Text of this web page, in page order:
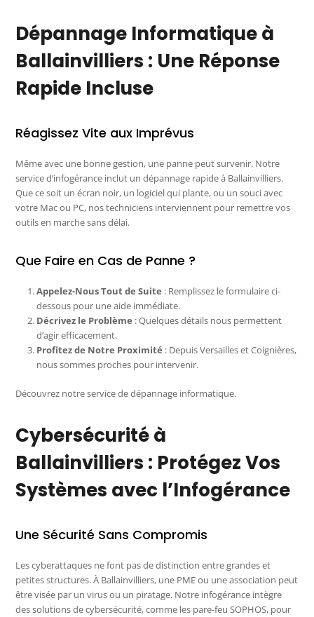
Dépannage Informatique à
Ballainvilliers : Une Réponse
Rapide Incluse
Réagissez Vite aux Imprévus
Même avec une bonne gestion, une panne peut survenir. Notre
service d’infogérance inclut un dépannage rapide à Ballainvilliers.
Que ce soit un écran noir, un logiciel qui plante, ou un souci avec
votre Mac ou PC, nos techniciens interviennent pour remettre vos
outils en marche sans délai.
Que Faire en Cas de Panne ?
Appelez-Nous Tout de Suite : Remplissez le formulaire ci-
dessous pour une aide immédiate.
Décrivez le Problème : Quelques détails nous permettent
d’agir efficacement.
Profitez de Notre Proximité : Depuis Versailles et Coignières,
nous sommes proches pour intervenir.
Découvrez notre service de dépannage informatique.
Cybersécurité à
Ballainvilliers : Protégez Vos
Systèmes avec l’Infogérance
Une Sécurité Sans Compromis
Les cyberattaques ne font pas de distinction entre grandes et
petites structures. À Ballainvilliers, une PME ou une association peut
être visée par un virus ou un piratage. Notre infogérance intègre
des solutions de cybersécurité, comme les pare-feu SOPHOS, pour